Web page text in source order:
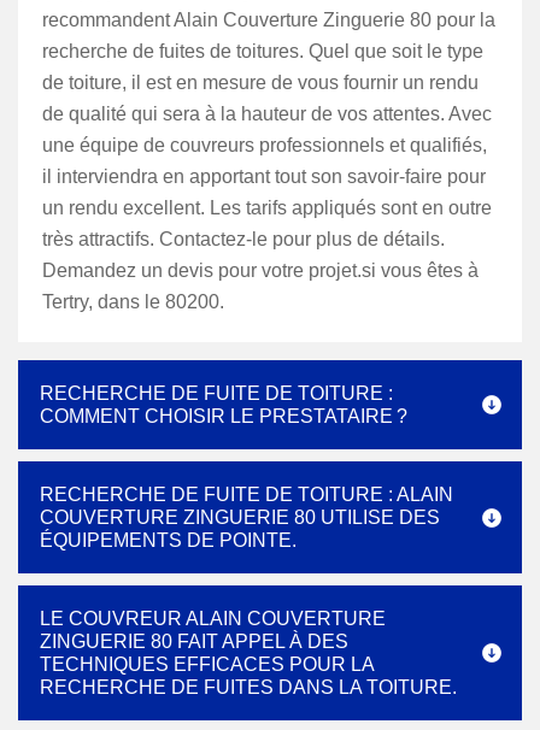
recommandent Alain Couverture Zinguerie 80 pour la
recherche de fuites de toitures. Quel que soit le type
de toiture, il est en mesure de vous fournir un rendu
de qualité qui sera à la hauteur de vos attentes. Avec
une équipe de couvreurs professionnels et qualifiés,
il interviendra en apportant tout son savoir-faire pour
un rendu excellent. Les tarifs appliqués sont en outre
très attractifs. Contactez-le pour plus de détails.
Demandez un devis pour votre projet.si vous êtes à
Tertry, dans le 80200.
RECHERCHE DE FUITE DE TOITURE :
COMMENT CHOISIR LE PRESTATAIRE ?
RECHERCHE DE FUITE DE TOITURE : ALAIN
COUVERTURE ZINGUERIE 80 UTILISE DES
ÉQUIPEMENTS DE POINTE.
LE COUVREUR ALAIN COUVERTURE
ZINGUERIE 80 FAIT APPEL À DES
TECHNIQUES EFFICACES POUR LA
RECHERCHE DE FUITES DANS LA TOITURE.